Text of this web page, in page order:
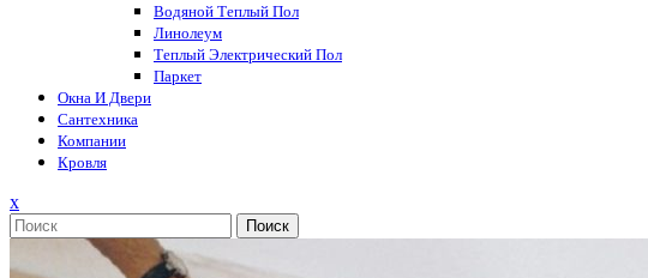
Водяной Теплый Пол
Линолеум
Теплый Электрический Пол
Паркет
Окна И Двери
Сантехника
Компании
Кровля
xЗакрыть
меню
Поиск